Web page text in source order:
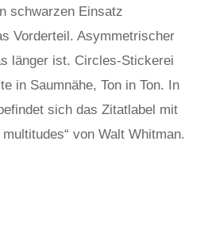
schwarzen Einsatz
Vorderteil. Asymmetrischer
länger ist. Circles-Stickerei
in Saumnähe, Ton in Ton. In
sich das Zitatlabel mit
von Walt Whitman.